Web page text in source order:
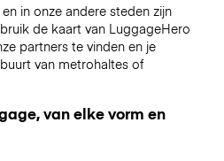
in onze andere steden zijn
de kaart van LuggageHero
partners te vinden en je
van metrohaltes of
van elke vorm en